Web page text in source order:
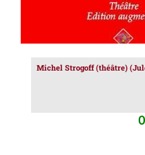
Michel Strogoff (théâtre)